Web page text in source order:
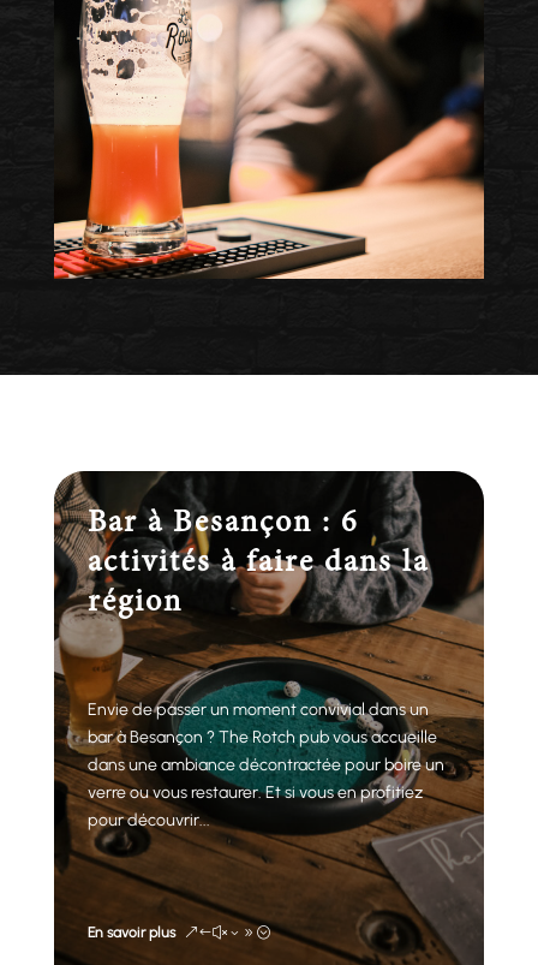
Bar à Besançon : 6
activités à faire dans la
région
Envie de passer un moment convivial dans un
bar à Besançon ? The Rotch pub vous accueille
dans une ambiance décontractée pour boire un
verre ou vous restaurer. Et si vous en profitiez
pour découvrir...
En savoir plus